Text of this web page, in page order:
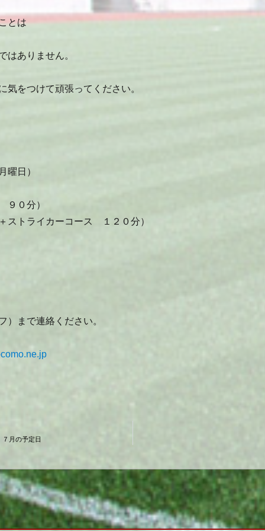
とは
はありません。
気をつけて頑張ってください。
日）
０分）
ストライカーコース １２０分）
）まで連絡ください。
月の予定日